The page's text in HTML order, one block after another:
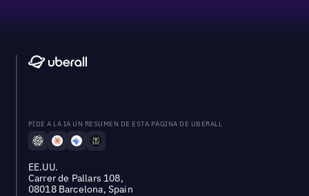
PÍDE A LA IA UN RESUMEN DE ESTA PÁGINA DE UBERALL
EE.UU.
Carrer de Pallars 108,
08018 Barcelona, Spain